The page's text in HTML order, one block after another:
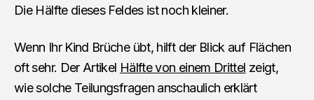
Die Hälfte dieses Feldes ist noch kleiner.
Wenn Ihr Kind Brüche übt, hilft der Blick auf Flächen
oft sehr. Der Artikel Hälfte von einem Drittel zeigt,
wie solche Teilungsfragen anschaulich erklärt